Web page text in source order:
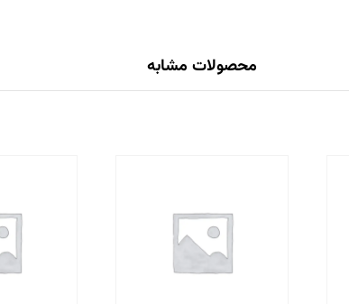
محصولات مشابه